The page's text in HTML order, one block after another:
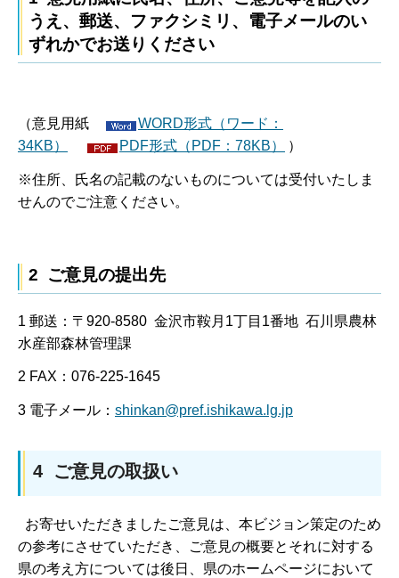
うえ、郵送、ファクシミリ、電子メールのい
ずれかでお送りください
（意見用紙
WORD形式（ワード：
34KB）
PDF形式（PDF：78KB） ）
※住所、氏名の記載のないものについては受付いたしま
せんのでご注意ください。
2 ご意見の提出先
1 郵送：〒920-8580 金沢市鞍月1丁目1番地 石川県農林
水産部森林管理課
2 FAX：076-225-1645
3 電子メール： shinkan@pref.ishikawa.lg.jp
4 ご意見の取扱い
お寄せいただきましたご意見は、本ビジョン策定のため
の参考にさせていただき、ご意見の概要とそれに対する
県の考え方については後日、県のホームページにおいて